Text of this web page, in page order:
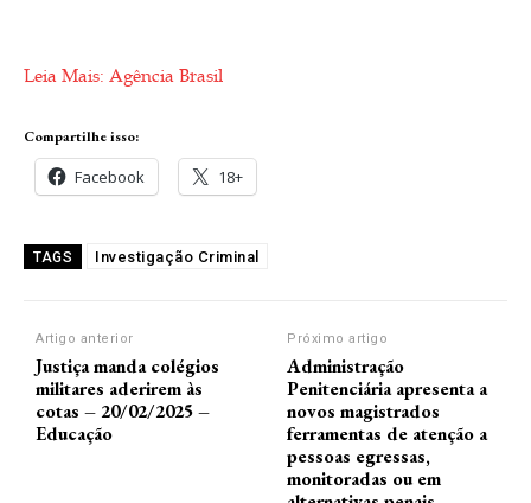
Leia Mais: Agência Brasil
Compartilhe isso:
Facebook 18+
TAGS Investigação Criminal
Artigo anterior
Justiça manda colégios
militares aderirem às
cotas – 20/02/2025 –
Educação
Próximo artigo
Administração
Penitenciária apresenta a
novos magistrados
ferramentas de atenção a
pessoas egressas,
monitoradas ou em